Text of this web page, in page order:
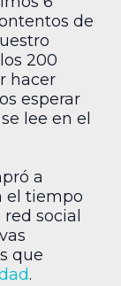
de
200
hacer
esperar
lee en el
a
el tiempo
social
que
.